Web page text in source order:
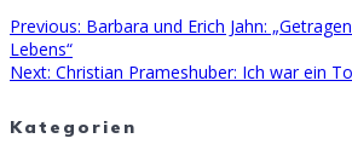
Previous: Previous
Barbara und Erich Jahn:
Lebens“
Next: Next
Christian Prameshuber: Ich war ein
Kategorien